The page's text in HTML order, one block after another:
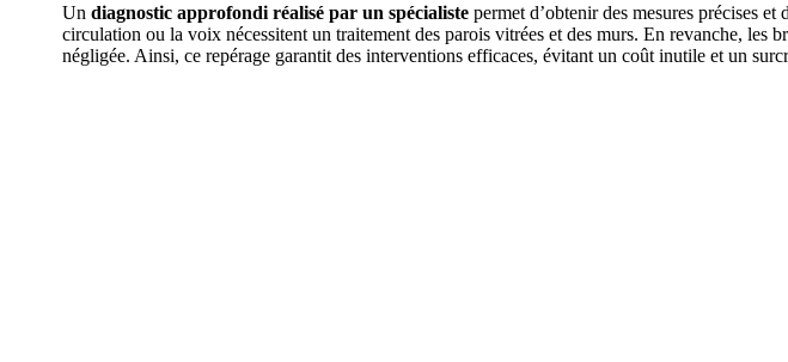
Un diagnostic approfondi réalisé par un spécialiste permet d’obtenir des mesures précises
circulation ou la voix nécessitent un traitement des parois vitrées et des murs. En revanche,
négligée. Ainsi, ce repérage garantit des interventions efficaces, évitant un coût inutile et un